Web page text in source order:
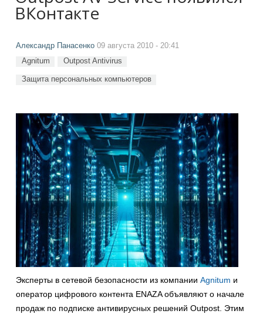
ВКонтакте
Александр Панасенко 09 августа 2010 - 20:41
Agnitum Outpost Antivirus
Защита персональных компьютеров
Эксперты в сетевой безопасности из компании Agnitum и
оператор цифрового контента ENAZA объявляют о начале
продаж по подписке антивирусных решений Outpost. Этим